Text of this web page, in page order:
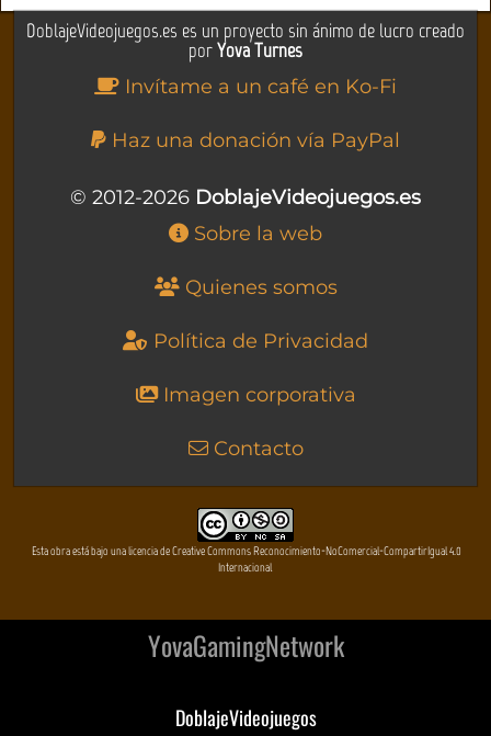
DoblajeVideojuegos.es es un proyecto sin ánimo de lucro creado
porYova Turnes
Invítame a un café en Ko-Fi
Haz una donación vía PayPal
© 2012-2026 DoblajeVideojuegos.es
Sobre la web
Quienes somos
Política de Privacidad
Imagen corporativa
Contacto
Esta obra está bajo una licencia de Creative Commons Reconocimiento-NoComercial-CompartirIgual 4.0
Internacional
YovaGamingNetwork
DoblajeVideojuegos